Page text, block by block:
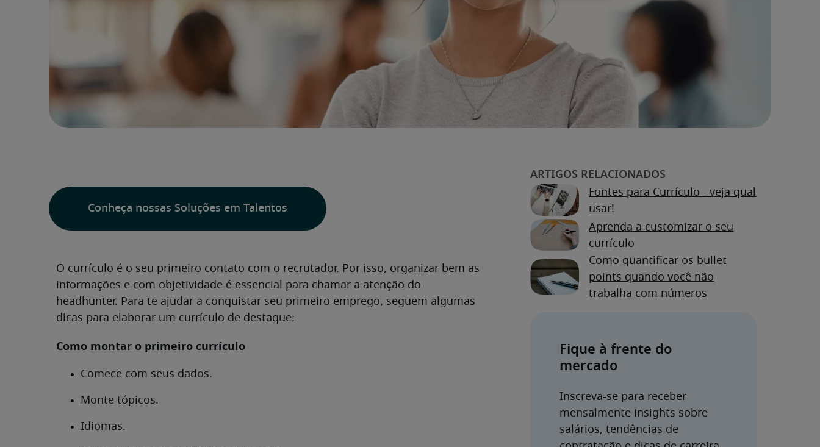
Conheça nossas Soluções em Talentos
O currículo é o seu primeiro contato com o recrutador. Por isso, organizar bem as
informações e com objetividade é essencial para chamar a atenção do
headhunter. Para te ajudar a conquistar seu primeiro emprego, seguem algumas
dicas para elaborar um currículo de destaque:
Como montar o primeiro currículo
Comece com seus dados.
Monte tópicos.
Idiomas.
Fontes para Currículo - veja qual
usar!
Aprenda a customizar o seu
currículo
Como quantificar os bullet
points quando você não
trabalha com números